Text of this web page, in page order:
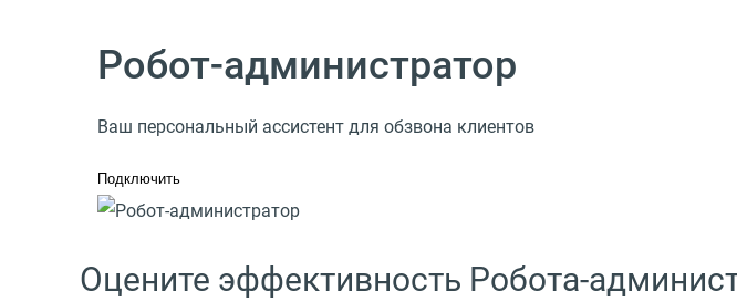
Робот-администратор
Ваш персональный ассистент для обзвона клиентов
Подключить
Оцените эффективность Робота-